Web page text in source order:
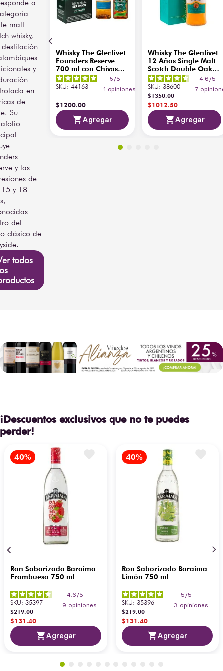
solo o con un toque de
agua, pero también
excelente en coctelería
sofisticada. Su carácter
elegante lo convierte en un
clásico imprescindible
para amantes y
coleccionistas del whisky
escocés.
Vista
con reflejos miel
Aromática
Frutas frescas
(manzana, pera,
piña), miel, flores,
vainilla y especias
suaves
Gusto y
Peras maduras,
toffee, marzipan,
a
malt
whisky,
y
en
de
Su
y las
de
y 18
del
clásico de
todos
Whisky The Glenlivet
Founders Reserve
700 ml con Chivas
Regal Extra-13
200ml
5 /5
-
1 opiniones
SKU: 44163
$1200.00
Agregar
Whisky The Glenlivet
12 Años Single Malt
Scotch Double Oak
700 ml
4.6 /5
7
SKU:38600
$1350.00
$1012.50
Agregar
¡Descuentos exclusivos que no te puedes
perder!
Ron Saborizado Baraima
Frambuesa 750 ml
4.6 /5
-
9 opiniones
SKU: 35397
$219.00
$131.40
Agregar
Ron Saborizado Baraima
Limón 750 ml
5 /5
-
3 opiniones
SKU: 35396
$219.00
$131.40
Agregar